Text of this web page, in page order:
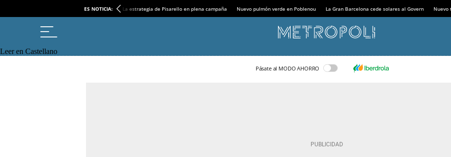
ES NOTICIA: La estrategia de Pisarello en plena campaña Nuevo pulmón verde en Poblenou La Gran Barcelona cede solares al Govern Nuevo
Leer en Castellano
Pásate al MODO AHORRO